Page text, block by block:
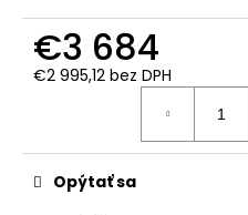
€3 684
€2 995,12 bez DPH
Opýtať sa